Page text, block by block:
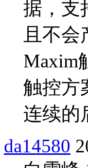
据，支
且不
Maxim
触控方
连续的
da14580